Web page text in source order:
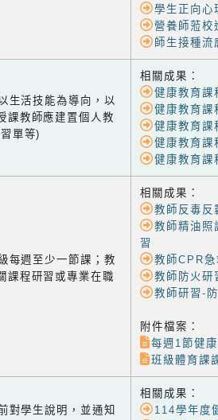
學生正向心
營養師蒞校
師生接種流
生活技能為導向，以
課教師應建置個人教
單等)
相關成果：
健康教育課
健康教育課
健康教育課
健康教育課
健康教育課
每週至少一節課；教
課程研習或專業在職
相關成果：
教師反毒反
教師精油照
習
教師CPR急
教師防火研
教師研習-
附件檔案：
每週1節健
班級體育課
對學生說明，並通知
相關成果：
114學年度